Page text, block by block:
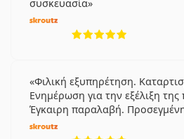
συσκευασία
Φιλική εξυπηρέτηση.
Ενημέρωση για την εξέλιξη της
Έγκαιρη παραλαβή.